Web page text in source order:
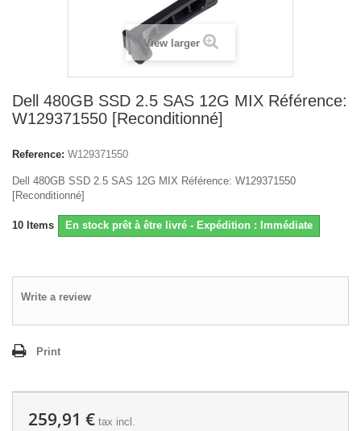
View larger
Dell 480GB SSD 2.5 SAS 12G MIX Référence:
W129371550 [Reconditionné]
Reference: W129371550
Dell 480GB SSD 2.5 SAS 12G MIX Référence: W129371550
[Reconditionné]
10 Items En stock prêt à être livré - Expédition : Immédiate
Write a review
Print
259,91 € tax incl.